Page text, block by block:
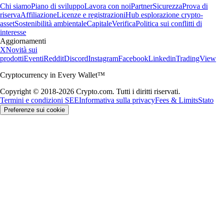
Chi siamoPiano di sviluppoLavora con noiPartnerSicurezzaProva di
riservaAffiliazioneLicenze e registrazioniHub esplorazione crypto-
assetSostenibilità ambientaleCapitaleVerificaPolitica sui conflitti di
interesse
Aggiornamenti
XNovità sui
prodottiEventiRedditDiscordInstagramFacebookLinkedinTradingView
Cryptocurrency in Every Wallet™
Copyright © 2018-2026 Crypto.com. Tutti i diritti riservati.
Termini e condizioni SEEInformativa sulla privacyFees & LimitsStato
Preferenze sui cookie